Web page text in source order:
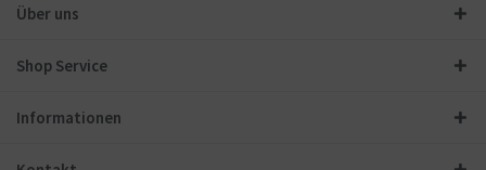
Über uns
Shop Service
Informationen